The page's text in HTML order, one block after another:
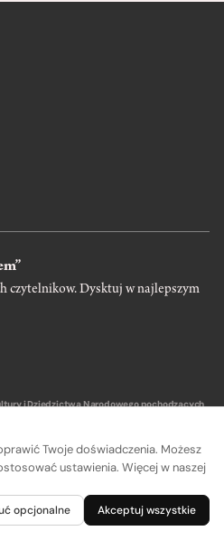
czytelnikow. Dysktuj w najlepszym
i Dziedzictwa Narodowego pochodzących
Twoje doświadczenia. Możesz
ustawienia. Więcej w naszej
opcjonalne Akceptuj wszystkie